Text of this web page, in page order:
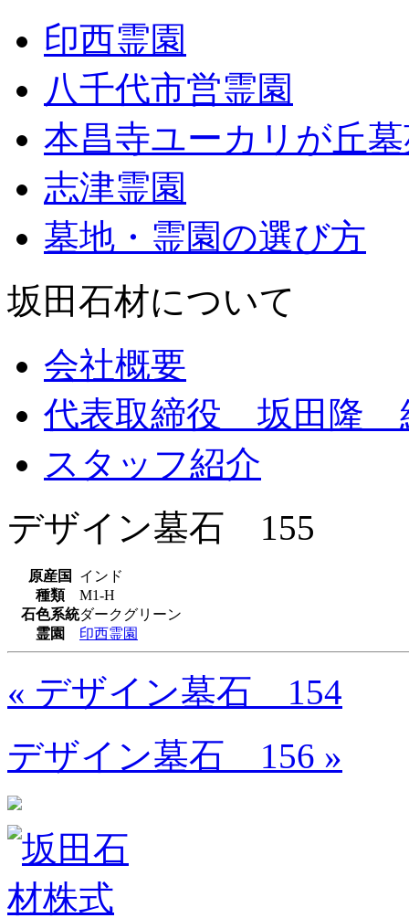
印西霊園
八千代市営霊園
本昌寺ユーカリが丘
志津霊園
墓地・霊園の選び方
坂田石材について
会社概要
代表取締役 坂田隆
スタッフ紹介
デザイン墓石 155
原産国
インド
種類
M1-H
石色系統ダークグリーン
霊園
印西霊園
« デザイン墓石 154
デザイン墓石 156 »